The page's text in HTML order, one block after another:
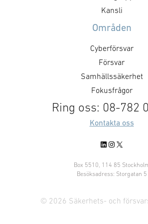
Kansli
Områden
Cyberförsvar
Försvar
Samhällssäkerhet
Fokusfrågor
Ring oss: 08-782
Kontakta oss
LinkedIn
Instagram
X
Box 5510, 114 85
Besöksadress: Storgatan 5
© 2026 Säkerhets- och